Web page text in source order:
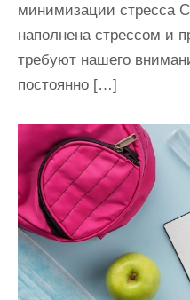
минимизации стресса
наполнена стрессом и
требуют нашего
постоянно […]